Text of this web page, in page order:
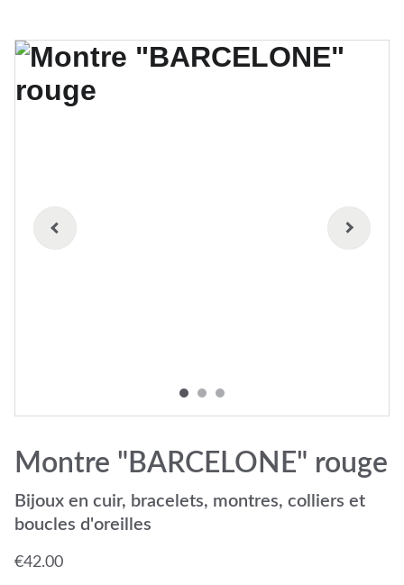
Montre "BARCELONE" rouge
Bijoux en cuir, bracelets, montres, colliers et
boucles d'oreilles
€42.00